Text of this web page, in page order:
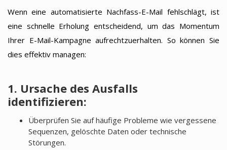
Wenn eine automatisierte Nachfass-E-Mail fehlschlägt, ist
eine schnelle Erholung entscheidend, um das Momentum
Ihrer E-Mail-Kampagne aufrechtzuerhalten. So können Sie
dies effektiv managen:
1. Ursache des Ausfalls
identifizieren:
Überprüfen Sie auf häufige Probleme wie vergessene
Sequenzen, gelöschte Daten oder technische
Störungen.